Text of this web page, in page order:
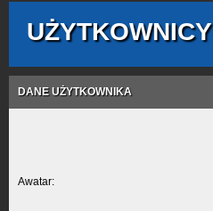
UŻYTKOWNICY
DANE UŻYTKOWNIKA
Awatar: